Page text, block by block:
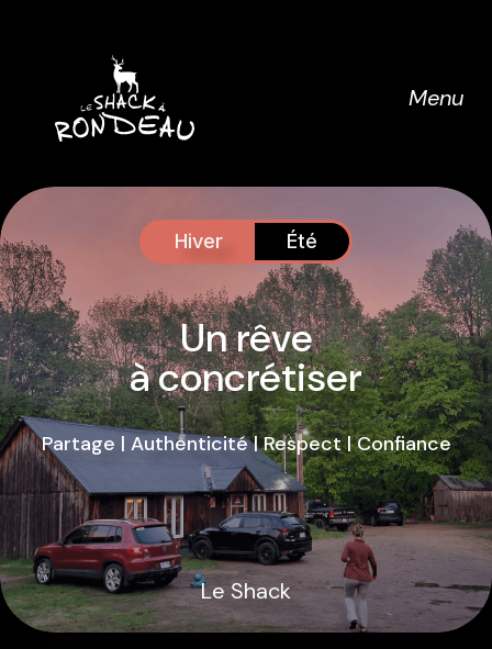
Menu
Un rêve
à concrétiser
Partage | Authenticité | Respect | Confiance
Le Shack
Hiver Été